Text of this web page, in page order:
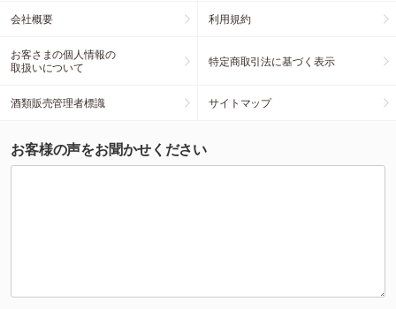
会社概要 利用規約
お客さまの個人情報の
取扱いについて
特定商取引法に基づく表示
酒類販売管理者標識 サイトマップ
お客様の声をお聞かせください